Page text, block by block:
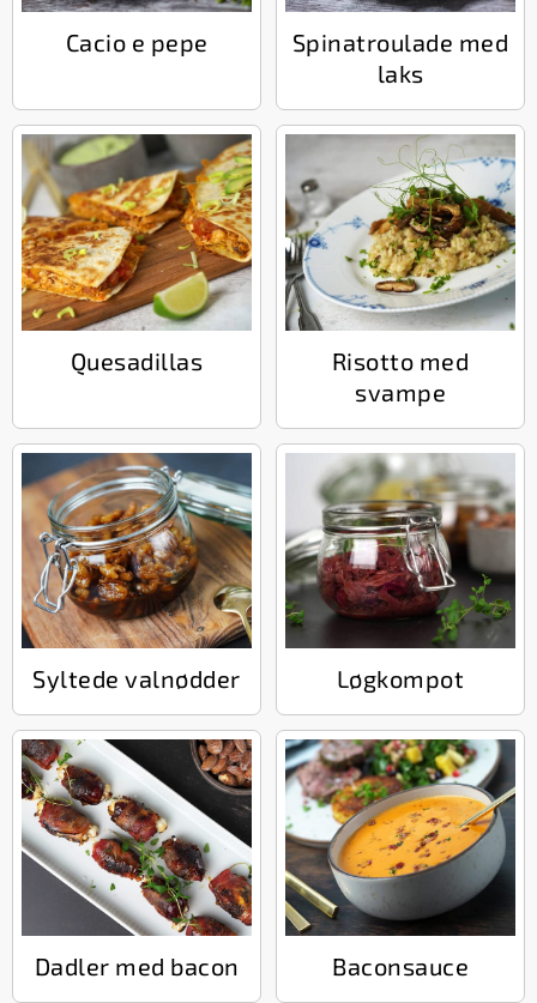
Cacio e pepe
Spinatroulade med
laks
Quesadillas
Risotto med
svampe
Syltede valnødder Løgkompot
Dadler med bacon Baconsauce